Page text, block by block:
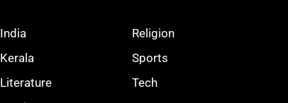
India
Kerala
Literature
Religion
Sports
Tech